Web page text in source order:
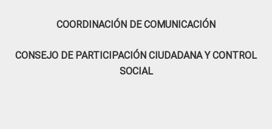
COORDINACIÓN DE COMUNICACIÓN
CONSEJO DE PARTICIPACIÓN CIUDADANA Y CONTROL
SOCIAL